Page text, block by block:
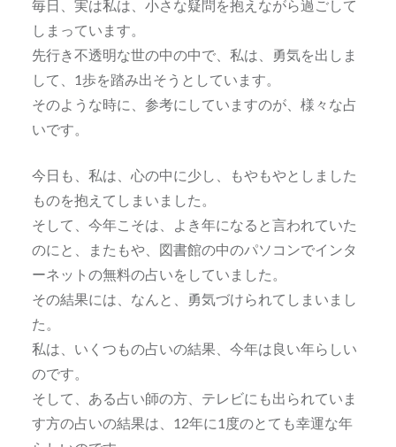
毎日、実は私は、小さな疑問を抱えながら過ごして
しまっています。
先行き不透明な世の中の中で、私は、勇気を出しま
して、1歩を踏み出そうとしています。
そのような時に、参考にしていますのが、様々な占
いです。
今日も、私は、心の中に少し、もやもやとしました
ものを抱えてしまいました。
そして、今年こそは、よき年になると言われていた
のにと、またもや、図書館の中のパソコンでインタ
ーネットの無料の占いをしていました。
その結果には、なんと、勇気づけられてしまいまし
た。
私は、いくつもの占いの結果、今年は良い年らしい
のです。
そして、ある占い師の方、テレビにも出られていま
す方の占いの結果は、12年に1度のとても幸運な年